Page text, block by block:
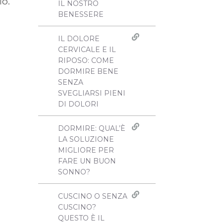
IL NOSTRO
BENESSERE
IL DOLORE
CERVICALE E IL
RIPOSO: COME
DORMIRE BENE
SENZA
SVEGLIARSI PIENI
DI DOLORI
DORMIRE: QUAL’È
LA SOLUZIONE
MIGLIORE PER
FARE UN BUON
SONNO?
CUSCINO O SENZA
CUSCINO?
QUESTO È IL